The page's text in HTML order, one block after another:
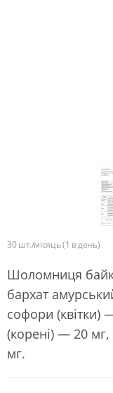
30 шт./місяць (1 в день)
Шоломниця
бархат
софори (квітки)
(корені) — 20 мг,
мг.